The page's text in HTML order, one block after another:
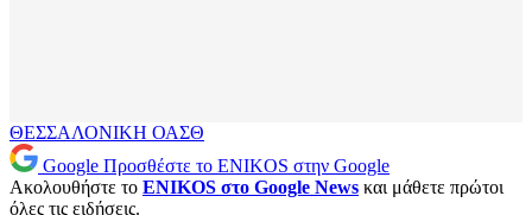
ΘΕΣΣΑΛΟΝΙΚΗ ΟΑΣΘ
Google Προσθέστε το ENIKOS στην Google
Ακολουθήστε το ENIKOS στο Google News και μάθετε πρώτοι
όλες τις ειδήσεις.